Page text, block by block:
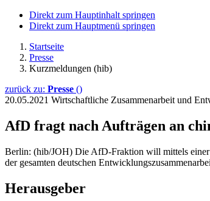
Direkt zum Hauptinhalt springen
Direkt zum Hauptmenü springen
Startseite
Presse
Kurzmeldungen (hib)
zurück zu: Presse ()
20.05.2021 Wirtschaftliche Zusammenarbeit und
AfD fragt nach Aufträgen an
Berlin: (hib/JOH) Die AfD-Fraktion will mittels
der gesamten deutschen
Herausgeber